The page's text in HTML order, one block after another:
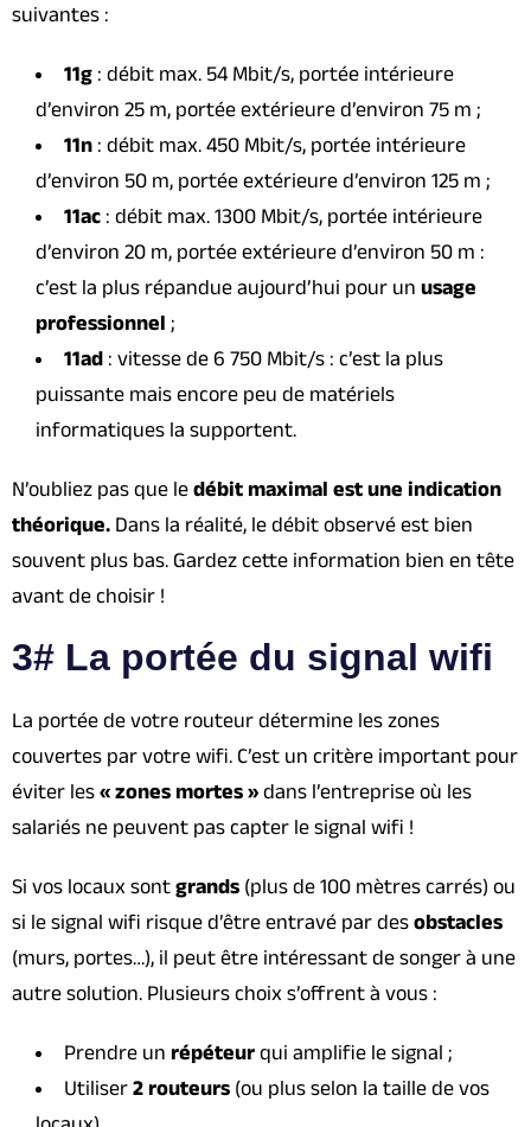
suivantes :
11g : débit max. 54 Mbit/s, portée intérieure
d’environ 25 m, portée extérieure d’environ 75 m ;
11n : débit max. 450 Mbit/s, portée intérieure
d’environ 50 m, portée extérieure d’environ 125 m ;
11ac : débit max. 1300 Mbit/s, portée intérieure
d’environ 20 m, portée extérieure d’environ 50 m :
c’est la plus répandue aujourd’hui pour un usage
professionnel ;
11ad : vitesse de 6 750 Mbit/s : c’est la plus
puissante mais encore peu de matériels
informatiques la supportent.
N’oubliez pas que le débit maximal est une indication
théorique. Dans la réalité, le débit observé est bien
souvent plus bas. Gardez cette information bien en tête
avant de choisir !
3# La portée du signal wifi
La portée de votre routeur détermine les zones
couvertes par votre wifi. C’est un critère important pour
éviter les « zones mortes » dans l’entreprise où les
salariés ne peuvent pas capter le signal wifi !
Si vos locaux sont grands (plus de 100 mètres carrés) ou
si le signal wifi risque d’être entravé par des obstacles
(murs, portes…), il peut être intéressant de songer à une
autre solution. Plusieurs choix s’offrent à vous :
Prendre un répéteur qui amplifie le signal ;
Utiliser 2 routeurs (ou plus selon la taille de vos